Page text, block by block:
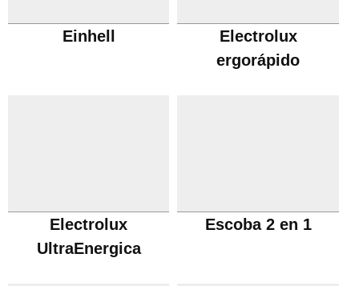
Einhell
Electrolux
ergorápido
Electrolux
UltraEnergica
Escoba 2 en 1